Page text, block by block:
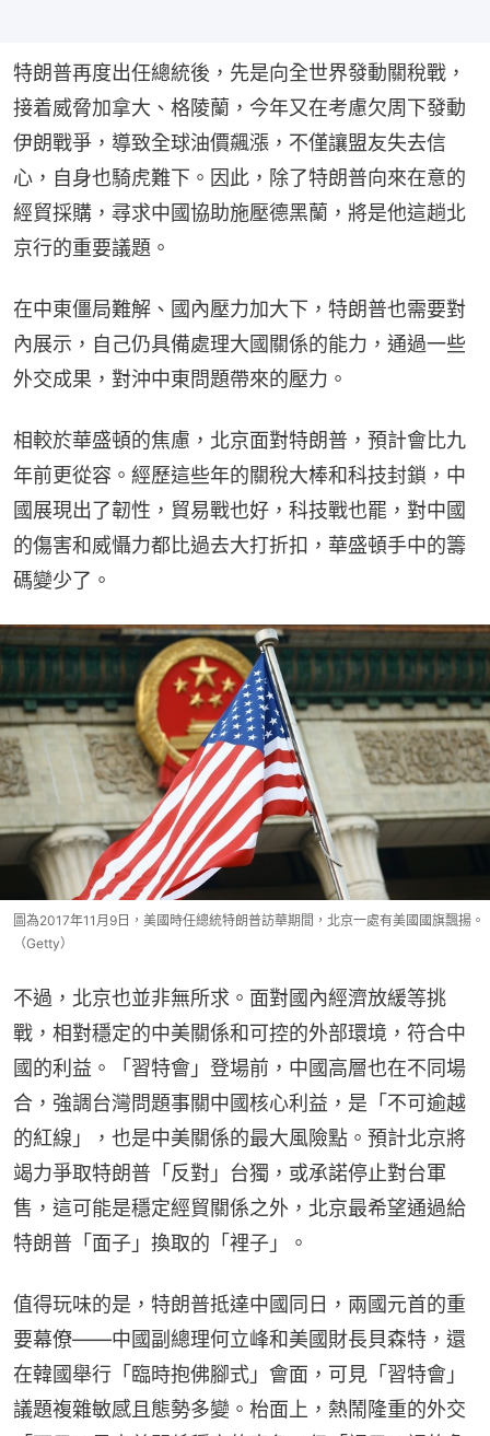
特朗普再度出任總統後，先是向全世界發動關稅戰，
接着威脅加拿大、格陵蘭，今年又在考慮欠周下發動
伊朗戰爭，導致全球油價飆漲，不僅讓盟友失去信
心，自身也騎虎難下。因此，除了特朗普向來在意的
經貿採購，尋求中國協助施壓德黑蘭，將是他這趟北
京行的重要議題。
在中東僵局難解、國內壓力加大下，特朗普也需要對
內展示，自己仍具備處理大國關係的能力，通過一些
外交成果，對沖中東問題帶來的壓力。
相較於華盛頓的焦慮，北京面對特朗普，預計會比九
年前更從容。經歷這些年的關稅大棒和科技封鎖，中
國展現出了韌性，貿易戰也好，科技戰也罷，對中國
的傷害和威懾力都比過去大打折扣，華盛頓手中的籌
碼變少了。
圖為2017年11月9日，美國時任總統特朗普訪華期間，北京一處有美國國旗飄揚。
（Getty）
不過，北京也並非無所求。面對國內經濟放緩等挑
戰，相對穩定的中美關係和可控的外部環境，符合中
國的利益。「習特會」登場前，中國高層也在不同場
合，強調台灣問題事關中國核心利益，是「不可逾越
的紅線」，也是中美關係的最大風險點。預計北京將
竭力爭取特朗普「反對」台獨，或承諾停止對台軍
售，這可能是穩定經貿關係之外，北京最希望通過給
特朗普「面子」換取的「裡子」。
值得玩味的是，特朗普抵達中國同日，兩國元首的重
要幕僚——中國副總理何立峰和美國財長貝森特，還
在韓國舉行「臨時抱佛腳式」會面，可見「習特會」
議題複雜敏感且態勢多變。枱面上，熱鬧隆重的外交